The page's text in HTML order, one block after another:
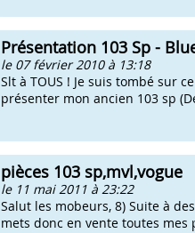
Présentation 103 Sp -
le 07 février 2010 à 13:18
Slt à TOUS ! Je suis tombé sur
présenter mon ancien 103 sp
pièces 103 sp,mvl,vogue
le 11 mai 2011 à 23:22
Salut les mobeurs, 8) Suite à
mets donc en vente toutes mes